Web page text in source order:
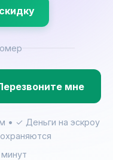
мне
• ✓ Деньги на эскроу
минут